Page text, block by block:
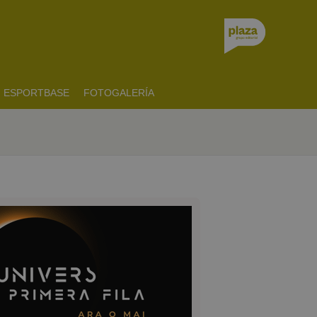
ESPORTBASE FOTOGALERÍA